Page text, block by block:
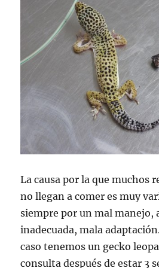
La causa por la que muchos
no llegan a comer es muy
siempre por un mal manejo,
inadecuada, mala
caso tenemos un gecko
consulta después de estar 3